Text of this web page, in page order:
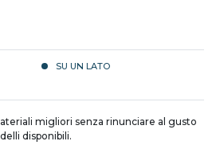
SU UN LATO
migliori senza rinunciare al gusto
disponibili.